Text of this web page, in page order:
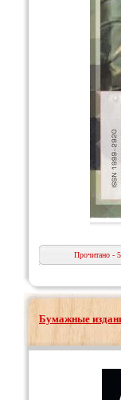
Прочитано -
Бумажные